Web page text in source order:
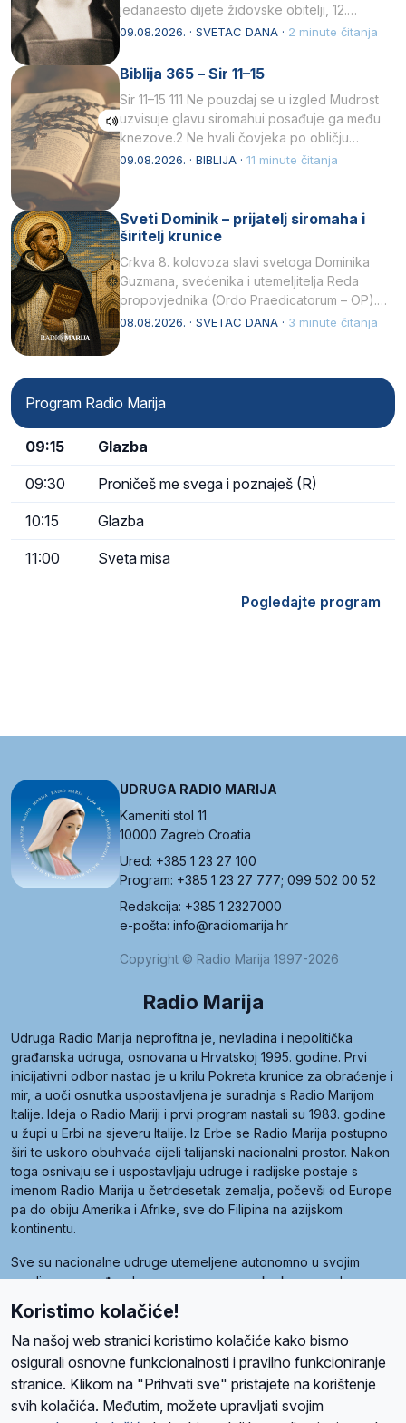
jedanaesto dijete židovske obitelji, 12.
listopada 1891, u Wrocławu…
09.08.2026. · SVETAC DANA · 2 minute čitanja
Biblija 365 – Sir 11–15
Sir 11–15 111 Ne pouzdaj se u izgled Mudrost
uzvisuje glavu siromahui posađuje ga među
knezove.2 Ne hvali čovjeka po obličju
njegovui…
09.08.2026. · BIBLIJA · 11 minute čitanja
Sveti Dominik – prijatelj siromaha i
širitelj krunice
Crkva 8. kolovoza slavi svetoga Dominika
Guzmana, svećenika i utemeljitelja Reda
propovjednika (Ordo Praedicatorum – OP).
Svojim životom, dubokom ljubavlju prema
08.08.2026. · SVETAC DANA · 3 minute čitanja
Program Radio Marija
09:15 Glazba
09:30 Proničeš me svega i poznaješ (R)
10:15 Glazba
11:00 Sveta misa
Pogledajte program
UDRUGA RADIO MARIJA
Kameniti stol 11
10000 Zagreb Croatia
Ured: +385 1 23 27 100
Program: +385 1 23 27 777; 099 502 00 52
Redakcija: +385 1 2327000
e-pošta: info@radiomarija.hr
Copyright © Radio Marija 1997-2026
Radio Marija
Udruga Radio Marija neprofitna je, nevladina i nepolitička
građanska udruga, osnovana u Hrvatskoj 1995. godine. Prvi
inicijativni odbor nastao je u krilu Pokreta krunice za obraćenje i
mir, a uoči osnutka uspostavljena je suradnja s Radio Marijom
Italije. Ideja o Radio Mariji i prvi program nastali su 1983. godine
u župi u Erbi na sjeveru Italije. Iz Erbe se Radio Marija postupno
širi te uskoro obuhvaća cijeli talijanski nacionalni prostor. Nakon
toga osnivaju se i uspostavljaju udruge i radijske postaje s
imenom Radio Marija u četrdesetak zemalja, počevši od Europe
pa do obiju Amerika i Afrike, sve do Filipina na azijskom
kontinentu.
Sve su nacionalne udruge utemeljene autonomno u svojim
zemljama, a međusobna su povezane preko krovne udruge
pod nazivom Svjetska obitelj Radio Marije (World Family of
Radio Maria). Svjetsku obitelj utemeljilo je sedam članica, među
kojima je i hrvatska Udruga Radio Marija.
Koristimo kolačiće!
Na našoj web stranici koristimo kolačiće kako bismo
osigurali osnovne funkcionalnosti i pravilno funkcioniranje
stranice. Klikom na "Prihvati sve" pristajete na korištenje
svih kolačića. Međutim, možete upravljati svojim